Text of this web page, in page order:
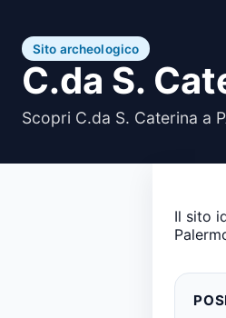
Sito archeologico
C.da S.
Scopri C.da S. Caterina a
Il sito